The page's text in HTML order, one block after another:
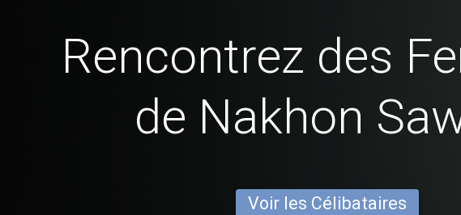
Rencontrez des
de Nakhon
Voir les Célibataires